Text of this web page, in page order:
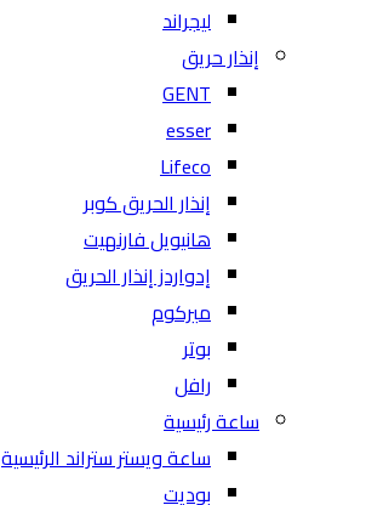
ليجراند
إنذار حريق
GENT
esser
Lifeco
إنذار الحريق كوبر
هانيويل فارنهيت
إدواردز إنذار الحريق
ميركوم
بوتر
رافل
ساعة رئيسية
ساعة ويستر ستراند الرئيسية
بوديت